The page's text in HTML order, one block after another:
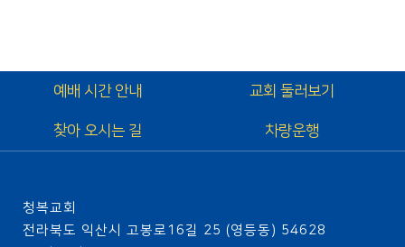
예배 시간 안내 교회 둘러보기
찾아 오시는 길 차량운행
청복교회
전라북도 익산시 고봉로16길 25 (영등동) 54628